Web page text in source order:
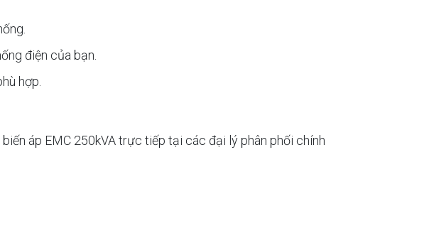
điện của bạn.
hợp.
áp EMC 250kVA trực tiếp tại các đại lý phân phối chính